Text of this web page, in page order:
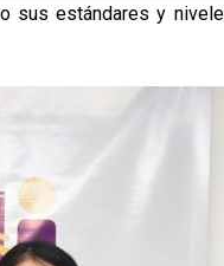
estándares y